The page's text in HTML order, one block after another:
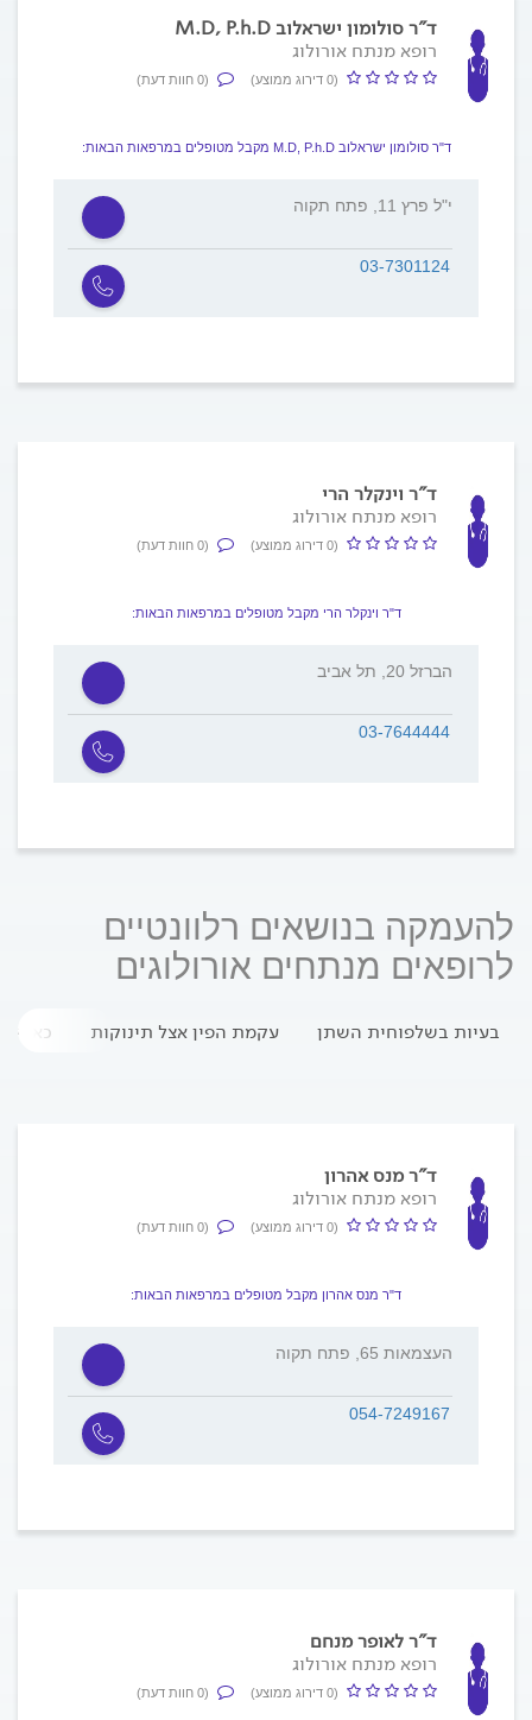
ד"ר סולומון ישראלוב M.D, P.h.D
רופא מנתח אורולוג
(0 דירוג ממוצע) (0 חוות דעת)
ד"ר סולומון ישראלוב M.D, P.h.D מקבל מטופלים במרפאות הבאות:
י"ל פרץ 11, פתח תקוה
03-7301124
ד"ר וינקלר הרי
רופא מנתח אורולוג
(0 דירוג ממוצע) (0 חוות דעת)
ד"ר וינקלר הרי מקבל מטופלים במרפאות הבאות:
הברזל 20, תל אביב
03-7644444
להעמקה בנושאים רלוונטיים
לרופאים מנתחים אורולוגים
בעיות בשלפוחית השתן עקמת הפין אצל תינוקות
ד"ר מנס אהרון
רופא מנתח אורולוג
(0 דירוג ממוצע) (0 חוות דעת)
ד"ר מנס אהרון מקבל מטופלים במרפאות הבאות:
העצמאות 65, פתח תקוה
054-7249167
ד"ר לאופר מנחם
רופא מנתח אורולוג
(0 דירוג ממוצע) (0 חוות דעת)